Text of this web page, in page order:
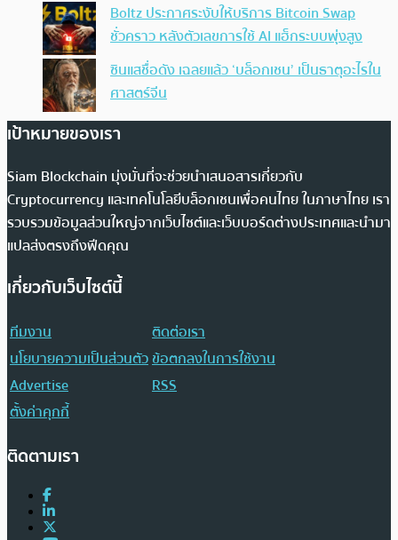
Boltz ประกาศระงับให้บริการ Bitcoin Swap
ชั่วคราว หลังตัวเลขการใช้ AI แฮ็กระบบพุ่งสูง
ซินแสชื่อดัง เฉลยแล้ว ‘บล็อกเชน’ เป็นธาตุอะไรใน
ศาสตร์จีน
เป้าหมายของเรา
Siam Blockchain มุ่งมั่นที่จะช่วยนำเสนอสารเกี่ยวกับ
Cryptocurrency และเทคโนโลยีบล็อกเชนเพื่อคนไทย ในภาษาไทย เรา
รวบรวมข้อมูลส่วนใหญ่จากเว็บไซต์และเว็บบอร์ดต่างประเทศและนำมา
แปลส่งตรงถึงฟีดคุณ
เกี่ยวกับเว็บไซต์นี้
ทีมงาน
ติดต่อเรา
นโยบายความเป็นส่วนตัวข้อตกลงในการใช้งาน
Advertise
RSS
ตั้งค่าคุกกี้
ติดตามเรา